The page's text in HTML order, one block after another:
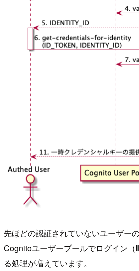
先ほどの認証されていないユーザー
Cognitoユーザープールでログイン（
る処理が増えています。